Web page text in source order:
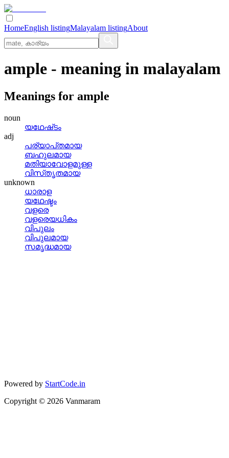
HomeEnglish listingMalayalam listingAbout
ample - meaning in malayalam
Meanings for ample
noun
യഥേഷ്‌ടം
adj
പര്യാപ്‌തമായ
ബഹുലമായ
മതിയാവോളമുള്ള
വിസ്‌തൃതമായ
unknown
ധാരാള
യഥേഷ്ടം
വളരെ
വളരെയധികം
വിപുലം
വിപുലമായ
സമൃദ്ധമായ
Powered by StartCode.in
Copyright © 2026 Vanmaram